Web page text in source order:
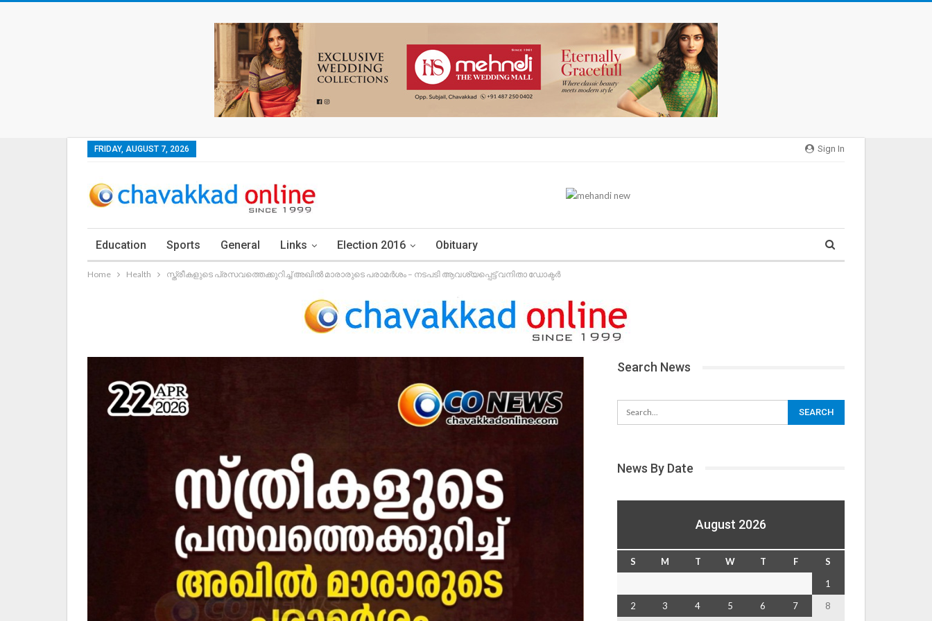
Sign In
FRIDAY, AUGUST 7, 2026
Education Sports General Links Election 2016 Obituary
Home Health സ്ത്രീകളുടെ പ്രസവത്തെക്കുറിച്ച് അഖിൽ മാരാരുടെ പരാമർശം – നടപടി ആവശ്യപ്പെട്ട് വനിതാ ഡോക്ടർ
Search News
News By Date
August 2026
S M T W T F
S
1
2
3 4 5 6 7 8